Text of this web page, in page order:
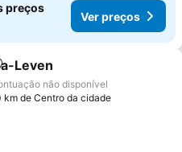
preços
Ver preços
aos favoritos
Leven
não disponível
km de Centro da cidade